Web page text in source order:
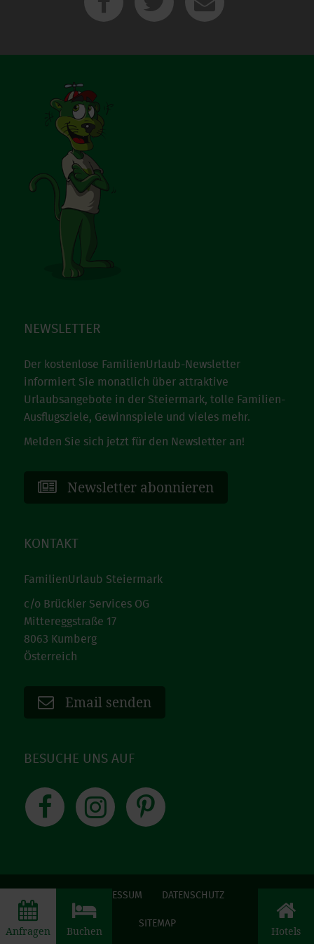
NEWSLETTER
Der kostenlose FamilienUrlaub-Newsletter
informiert Sie monatlich über attraktive
Urlaubsangebote in der Steiermark, tolle Familien-
Ausflugsziele, Gewinnspiele und vieles mehr.
Melden Sie sich jetzt für den Newsletter an!
Newsletter abonnieren
KONTAKT
FamilienUrlaub Steiermark
c/o Brückler Services OG
Mittereggstraße 17
8063 Kumberg
Österreich
Email senden
BESUCHE UNS AUF
IMPRESSUM DATENSCHUTZ
SITEMAP
Anfragen Buchen Hotels